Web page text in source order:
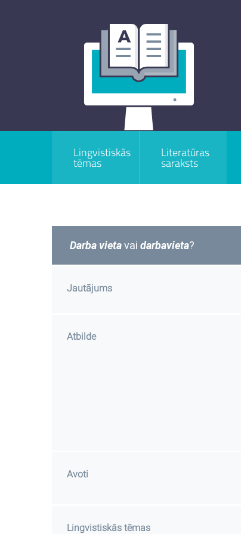
Lingvistiskās
tēmas
Literatūras
saraksts
Darba vietavai darbavieta?
Jautājums
Atbilde
Avoti
Lingvistiskās tēmas